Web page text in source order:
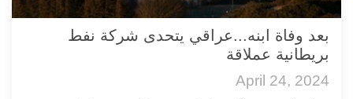
بعد وفاة ابنه...عراقي يتحدى شركة نفط
بريطانية عملاقة
April 24, 2024